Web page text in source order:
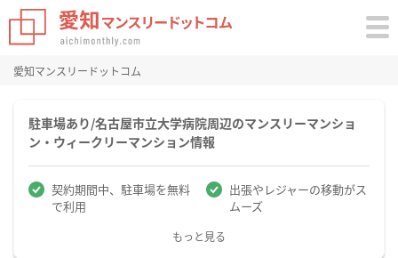
愛知マンスリードットコム
駐車場あり/名古屋市立大学病院周辺のマンスリーマンショ
ン・ウィークリーマンション情報
契約期間中、駐車場を無料
で利用
出張やレジャーの移動がス
ムーズ
もっと見る